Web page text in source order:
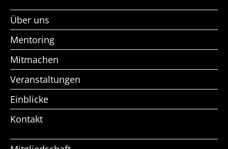
Facebook
Instagram
LinkedIn
Über uns
Mentoring
Mitmachen
Veranstaltungen
Einblicke
Kontakt